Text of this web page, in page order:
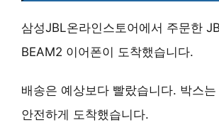
삼성JBL온라인스토어에서 주문한
BEAM2 이어폰이 도착했습니다.
배송은 예상보다 빨랐습니다. 박스
안전하게 도착했습니다.